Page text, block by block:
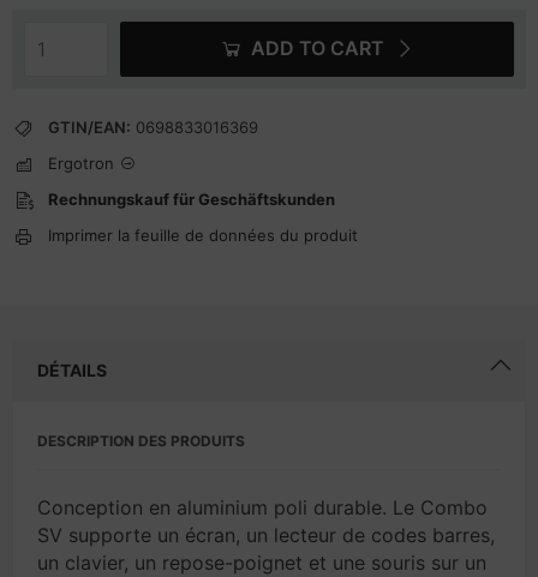
ADD TO CART
GTIN/EAN: 0698833016369
Ergotron
Rechnungskauf für Geschäftskunden
Imprimer la feuille de données du produit
DÉTAILS
DESCRIPTION DES PRODUITS
Conception en aluminium poli durable. Le Combo
SV supporte un écran, un lecteur de codes barres,
un clavier, un repose-poignet et une souris sur un